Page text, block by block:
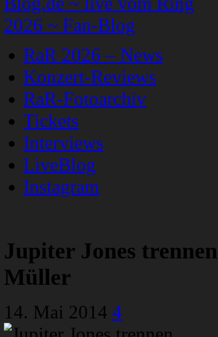
RaR 2026 – News
Konzert-Reviews
RaR-Fotoarchiv
Tickets
Interviews
LiveBlog
Instagram
Jupiter Jones
Müller
14. Mai 2014 4